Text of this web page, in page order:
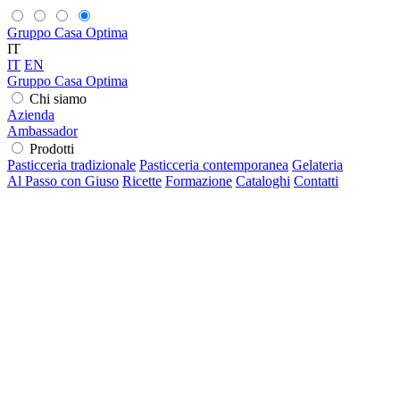
Gruppo Casa Optima
IT
IT EN
Gruppo Casa Optima
Chi siamo
Azienda
Ambassador
Prodotti
Pasticceria tradizionale Pasticceria contemporanea Gelateria
Al Passo con Giuso Ricette Formazione Cataloghi Contatti